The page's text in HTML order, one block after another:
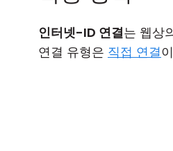
인터넷-ID 연결는 웹상
연결 유형은 직접 연결